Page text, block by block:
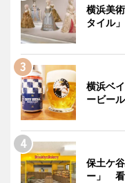
横浜美
タイル
横浜ベ
ービー
保土ケ
ー」 看